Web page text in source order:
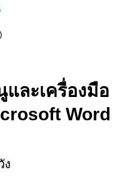
ละเครื่องมือ
Word
ง